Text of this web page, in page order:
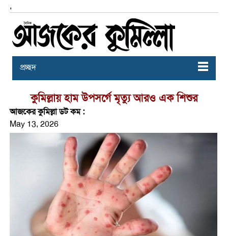
,
প্রচ্ছদ
কুমিল্লায় হাম উপসর্গে মৃত্যু আরও এক শিশুর
আজকের কুমিল্লা ডট কম :
May 13, 2026